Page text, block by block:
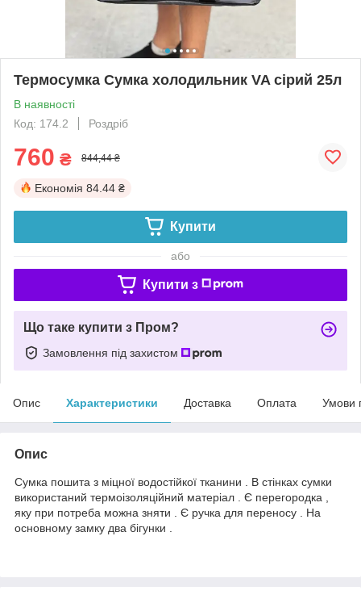
Термосумка Сумка холодильник VA сірий 25л
В наявності
Код: 174.2
Роздріб
760 ₴ 844,44 ₴
Економія 84.44 ₴
Купити
або
Купити з
Що таке купити з Пром?
Замовлення під захистом
Опис Характеристики Доставка Оплата Умови
Опис
Сумка пошита з міцної водостійкої тканини . В стінках сумки
використаний термоізоляційний матеріал . Є перегородка ,
яку при потреба можна зняти . Є ручка для переносу . На
основному замку два бігунки .